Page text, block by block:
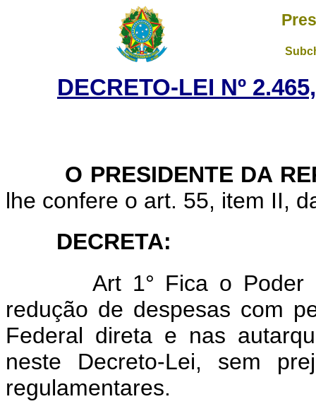
DECRETO-LEI Nº
O PRESIDENTE DA
lhe confere o art. 55, item II,
DECRETA:
Art 1° Fica o Poder
redução de despesas com
Federal direta e nas
neste Decreto-Lei, sem
regulamentares.